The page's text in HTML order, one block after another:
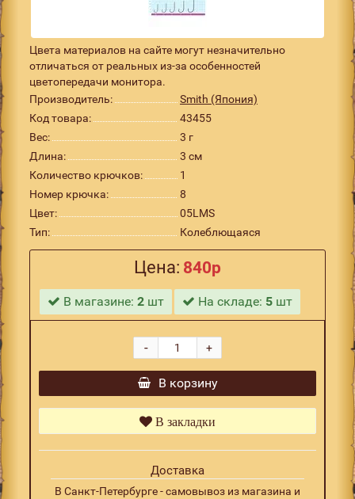
Цвета материалов на сайте могут незначительно
отличаться от реальных из-за особенностей
цветопередачи монитора.
Производитель:
Smith (Япония)
Код товара:
43455
Вес:
3 г
Длина:
3 см
Количество крючков:
1
Номер крючка:
8
Цвет:
05LMS
Тип:
Колеблющаяся
Цена: 840р
В магазине:2 шт На складе: 5 шт
+
-
В корзину
В закладки
Доставка
В Санкт-Петербурге - самовывоз из магазина и